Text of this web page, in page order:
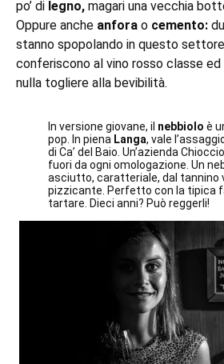
po’ di legno, magari una vecchia
Oppure anche anfora o cemento:
stanno spopolando in questo
conferiscono al vino rosso classe ed
nulla togliere alla bevibilità.
In versione giovane, il nebbiolo è
pop. In piena Langa, vale
di Ca’ del Baio. Un’azienda
fuori da ogni omologazione. Un
asciutto, caratteriale, dal tannino
pizzicante. Perfetto con la tipica
tartare. Dieci anni? Può reggerli!